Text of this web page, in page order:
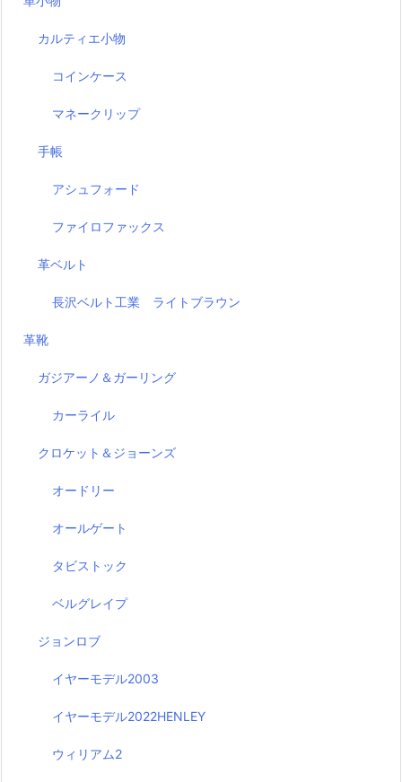
カルティエ小物
コインケース
マネークリップ
手帳
アシュフォード
ファイロファックス
革ベルト
長沢ベルト工業 ライトブラウン
革靴
ガジアーノ＆ガーリング
カーライル
クロケット＆ジョーンズ
オードリー
オールゲート
タビストック
ベルグレイプ
ジョンロブ
イヤーモデル2003
イヤーモデル2022HENLEY
ウィリアム2